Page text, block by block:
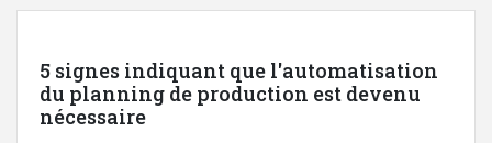
5 signes indiquant que l'automatisation
du planning de production est devenu
nécessaire